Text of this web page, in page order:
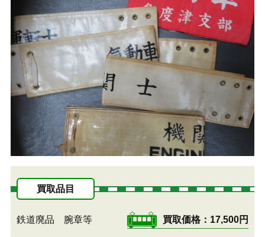
買取品目
鉄道廃品 腕章等 買取価格 17,500円